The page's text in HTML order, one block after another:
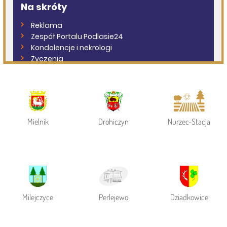
Powiat Siemiatycki Siemiatycze
Mielnik Drohiczyn Nurzec-Stacja
Milejczyce Perlejewo Dziadkowice